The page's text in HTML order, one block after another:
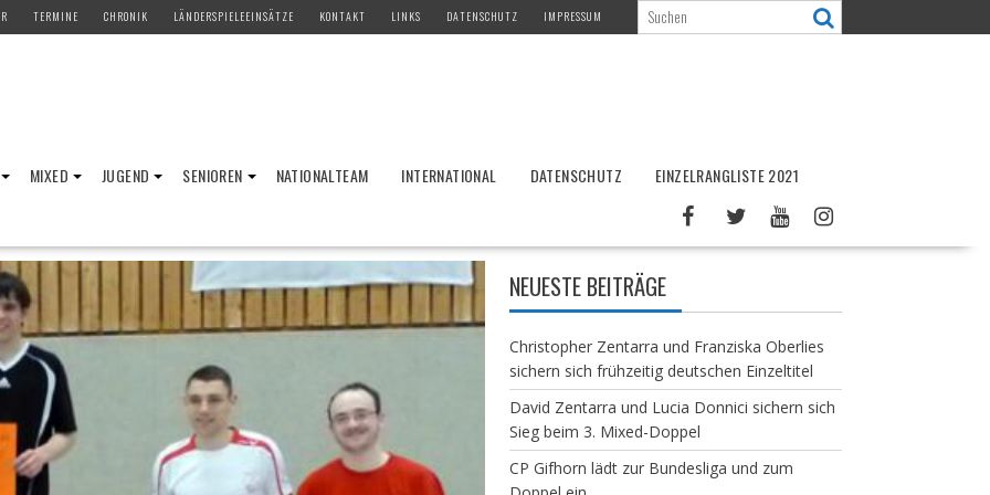
TERMINE CHRONIK LÄNDERSPIELEEINSÄTZE KONTAKT LINKS DATENSCHUTZ IMPRESSUM
MIXED JUGEND SENIOREN NATIONALTEAM INTERNATIONAL DATENSCHUTZ EINZELRANGLISTE 2021
NEUESTE BEITRÄGE
Christopher Zentarra und Franziska Oberlies
sichern sich frühzeitig deutschen Einzeltitel
David Zentarra und Lucia Donnici sichern sich
Sieg beim 3. Mixed-Doppel
CP Gifhorn lädt zur Bundesliga und zum